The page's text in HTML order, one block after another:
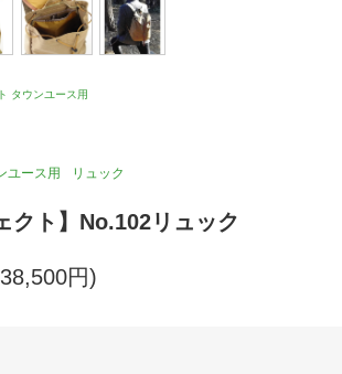
タウンユース用
ユース用 リュック
クト】No.102リュック
円)